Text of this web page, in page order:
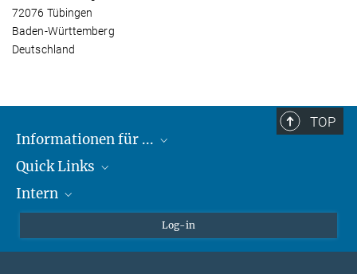
72076 Tübingen
Baden-Württemberg
Deutschland
TOP
Informationen für ...
Lieferanten
Studierende
Quick Links
Max-Planck-Gesellschaft
Max-Planck-Campus Tübingen
Intern
Log-in